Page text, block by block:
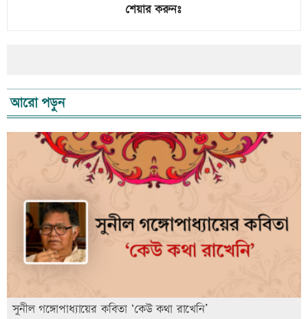
শেয়ার করুনঃ
আরো পড়ুন
সুনীল গঙ্গোপাধ্যায়ের কবিতা ‘কেউ কথা রাখেনি’